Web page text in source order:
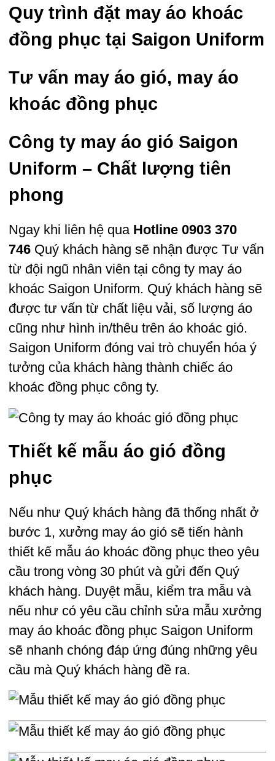
Quy trình đặt may áo khoác
đồng phục tại Saigon Uniform
Tư vấn may áo gió, may áo
khoác đồng phục
Công ty may áo gió Saigon
Uniform – Chất lượng tiên
phong
Ngay khi liên hệ qua Hotline 0903 370
746 Quý khách hàng sẽ nhận được Tư vấn
từ đội ngũ nhân viên tại công ty may áo
khoác Saigon Uniform. Quý khách hàng sẽ
được tư vấn từ chất liệu vải, số lượng áo
cũng như hình in/thêu trên áo khoác gió.
Saigon Uniform đóng vai trò chuyển hóa ý
tưởng của khách hàng thành chiếc áo
khoác đồng phục công ty.
Thiết kế mẫu áo gió đồng
phục
Nếu như Quý khách hàng đã thống nhất ở
bước 1, xưởng may áo gió sẽ tiến hành
thiết kế mẫu áo khoác đồng phục theo yêu
cầu trong vòng 30 phút và gửi đến Quý
khách hàng. Duyệt mẫu, kiểm tra mẫu và
nếu như có yêu cầu chỉnh sửa mẫu xưởng
may áo khoác đồng phục Saigon Uniform
sẽ nhanh chóng đáp ứng đúng những yêu
cầu mà Quý khách hàng đề ra.